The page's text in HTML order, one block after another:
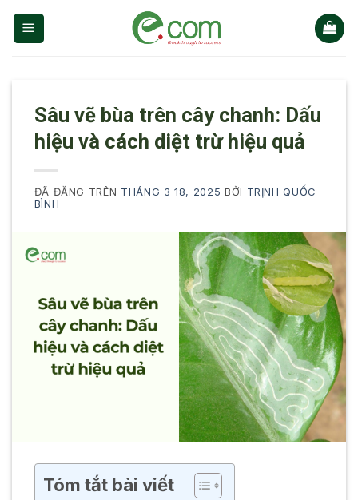
Chuyển
đến
Sâu vẽ bùa trên cây chanh: Dấu
hiệu và cách diệt trừ hiệu quả
ĐÃ ĐĂNG TRÊN THÁNG 3 18, 2025 BỞI TRỊNH QUỐC
BÌNH
Tóm tắt bài viết